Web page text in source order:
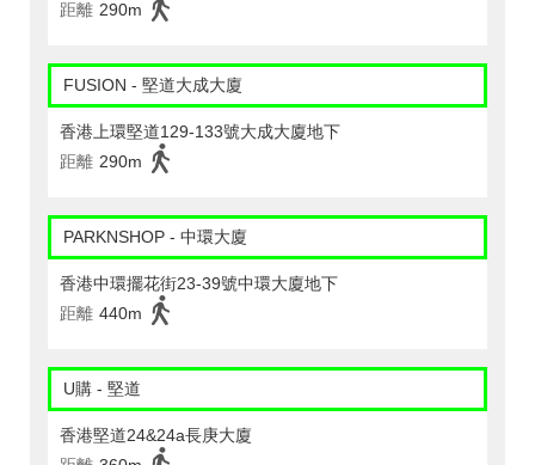
距離 290m
FUSION - 堅道大成大廈
香港上環堅道129-133號大成大廈地下
距離 290m
PARKNSHOP - 中環大廈
香港中環擺花街23-39號中環大廈地下
距離 440m
U購 - 堅道
香港堅道24&24a長庚大廈